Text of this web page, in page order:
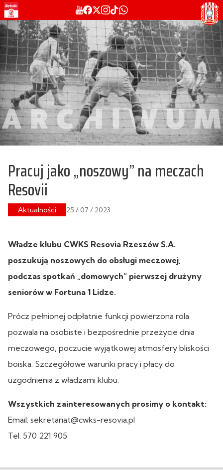
Pracuj jako „noszowy” na meczach
Resovii
Aktualności 25 / 07 / 2023
Władze klubu CWKS Resovia Rzeszów S.A.
poszukują noszowych do obsługi meczowej,
podczas spotkań „domowych” pierwszej drużyny
seniorów w Fortuna 1 Lidze.
Prócz pełnionej odpłatnie funkcji powierzona rola
pozwala na osobiste i bezpośrednie przeżycie dnia
meczowego, poczucie wyjątkowej atmosfery bliskości
boiska. Szczegółowe warunki pracy i płacy do
uzgodnienia z władzami klubu.
Wszystkich zainteresowanych prosimy o kontakt:
Email: sekretariat@cwks-resovia.pl
Tel. 570 221 905